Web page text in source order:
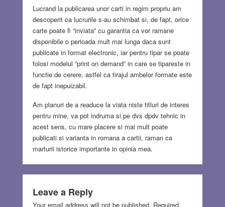
Lucrand la publicarea unor carti in regim propriu am
descoperit ca lucrurile s-au schimbat si, de fapt, orice
carte poate fi “inviata” cu garantia ca vor ramane
disponibile o perioada mult mai lunga daca sunt
publicate in format electronic, iar pentru tipar se poate
folosi modelul “print on demand” in care se tipareste in
functie de cerere, astfel ca tirajul ambelor formate este
de fapt inepuizabil.
Am planuri de a readuce la viata niste titluri de interes
pentru mine, va pot indruma si pe dvs dpdv tehnic in
acest sens, cu mare placere si mai mult poate
publicati si varianta in romana a cartii, raman ca
marturii istorice importante in opinia mea.
Leave a Reply
Your email address will not be published. Required